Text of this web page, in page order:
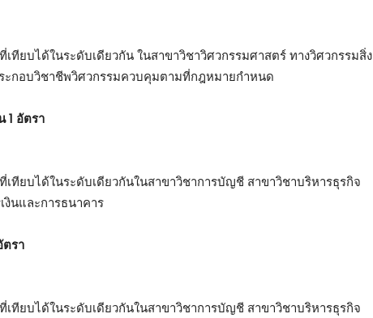
ยบได้ในระดับเดียวกัน ในสาขาวิชาวิศวกรรมศาสตร์ ทางวิศวกรรมสิ่ง
กอบวิชาชีพวิศวกรรมควบคุมตามที่กฎหมายกำหนด
1 อัตรา
ยบได้ในระดับเดียวกันในสาขาวิชาการบัญชี สาขาวิชาบริหารธุรกิจ
งินและการธนาคาร
ตรา
ยบได้ในระดับเดียวกันในสาขาวิชาการบัญชี สาขาวิชาบริหารธุรกิจ